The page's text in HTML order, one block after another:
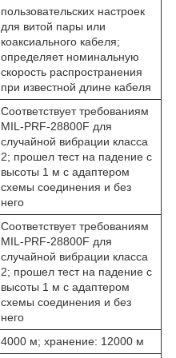
пользовательских настроек
для витой пары или
коаксиального кабеля;
определяет номинальную
скорость распространения
при известной длине кабеля
Соответствует требованиям
MIL-PRF-28800F для
случайной вибрации класса
2; прошел тест на падение с
высоты 1 м с адаптером
схемы соединения и без
него
Соответствует требованиям
MIL-PRF-28800F для
случайной вибрации класса
2; прошел тест на падение с
высоты 1 м с адаптером
схемы соединения и без
него
4000 м; хранение: 12000 м